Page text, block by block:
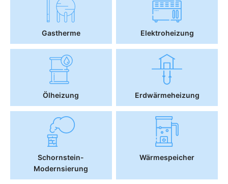
Gastherme Elektroheizung
Ölheizung Erdwärmeheizung
Schornstein-
Modernsierung
Wärmespeicher